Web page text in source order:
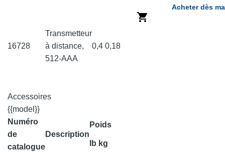
16728
Transmetteur
à distance,
512-AAA
0,4 0,18
Acheter dès
Accessoires
{{model}}
Numéro
de
catalogue
Description
Poids
lb kg